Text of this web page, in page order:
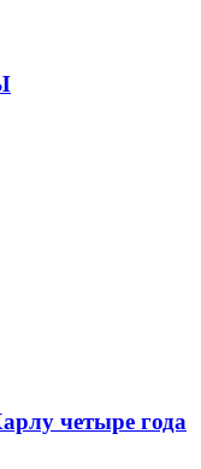
четыре года